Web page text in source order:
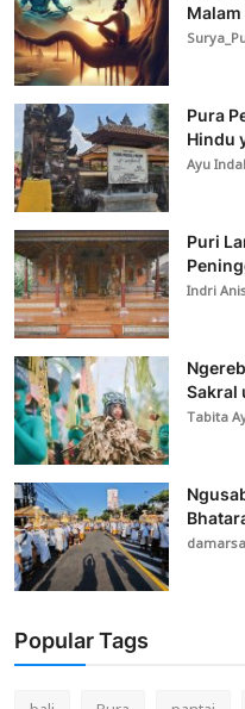
Malam
Pura
Hindu
Ayu
Puri
Indri
Sakral
Tabita
Popular Tags